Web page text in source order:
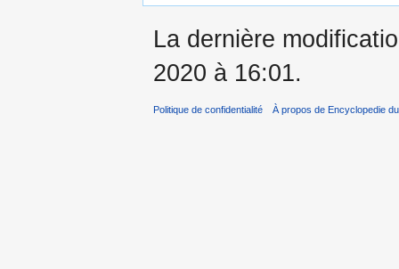
La dernière
2020 à 16:01.
Politique de confidentialité À propos de Encyclopedie